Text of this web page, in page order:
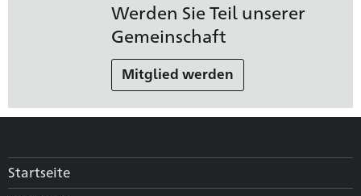
Werden Sie Teil unserer
Gemeinschaft
Mitglied werden
Startseite